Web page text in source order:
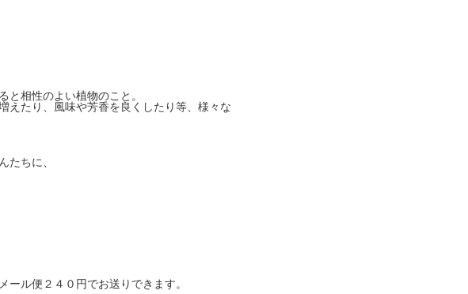
相性のよい植物のこと。
えたり、風味や芳香を良くしたり等、様々な
たちに、
ル便２４０円でお送りできます。